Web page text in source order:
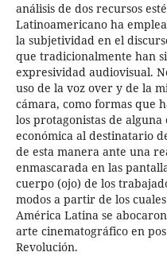
análisis de dos recursos
Latinoamericano ha
la subjetividad en el
que tradicionalmente han
expresividad audiovisual.
uso de la voz over y de la
cámara, como formas que
los protagonistas de
económica al destinatario
de esta manera ante una
enmascarada en las
cuerpo (ojo) de los
modos a partir de los
América Latina se
arte cinematográfico en
Revolución.